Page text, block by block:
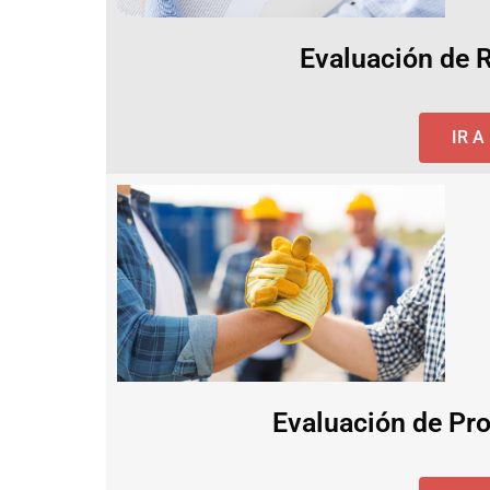
Evaluación de
IR A
Evaluación de